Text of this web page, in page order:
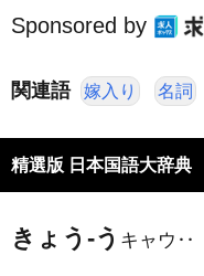
Sponsored by
関連語 嫁入り 名詞
精選版 日本国語大辞典
きょう‐う キャウ‥